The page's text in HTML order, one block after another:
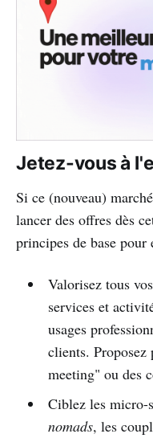
Jetez-vous à
Si ce (nouveau)
lancer des offres dès
principes de base
Valorisez tous
services et
usages
clients. Proposez
meeting" ou des
Ciblez les micro-
nomads, les